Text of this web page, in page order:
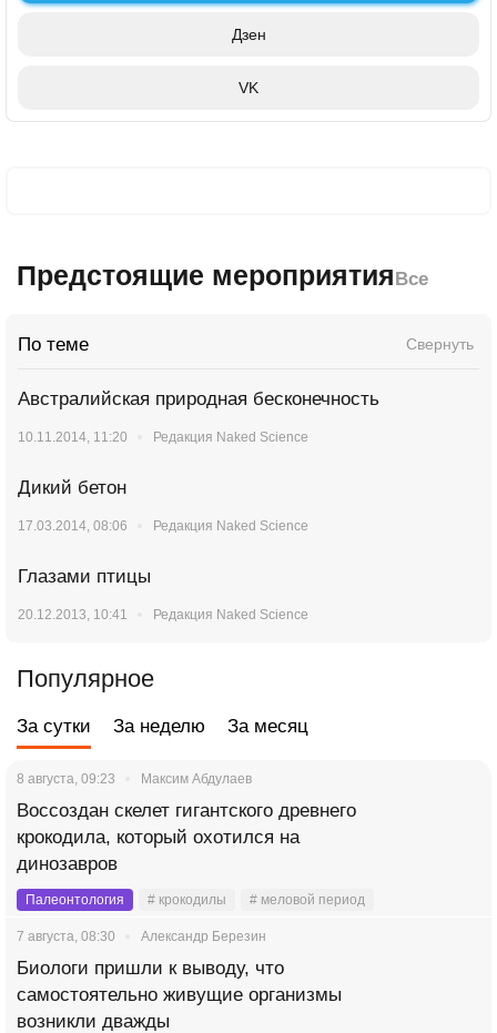
Дзен
VK
Предстоящие мероприятия Все
По теме Свернуть
Австралийская природная бесконечность
10.11.2014, 11:20 Редакция Naked Science
Дикий бетон
17.03.2014, 08:06 Редакция Naked Science
Глазами птицы
20.12.2013, 10:41 Редакция Naked Science
Популярное
За сутки За неделю За месяц
8 августа, 09:23 Максим Абдулаев
Воссоздан скелет гигантского древнего
крокодила, который охотился на
динозавров
Палеонтология # крокодилы # меловой период
7 августа, 08:30 Александр Березин
Биологи пришли к выводу, что
самостоятельно живущие организмы
возникли дважды